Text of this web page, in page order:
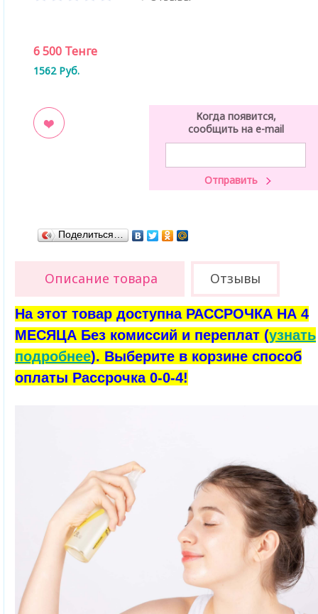
6 500 Тенге
1562 Руб.
Когда появится,
сообщить на e-mail
Поделиться…
Описание товара Отзывы
На этот товар доступна РАССРОЧКА НА 4
МЕСЯЦА Без комиссий и переплат (узнать
подробнее). Выберите в корзине способ
оплаты Рассрочка 0-0-4!